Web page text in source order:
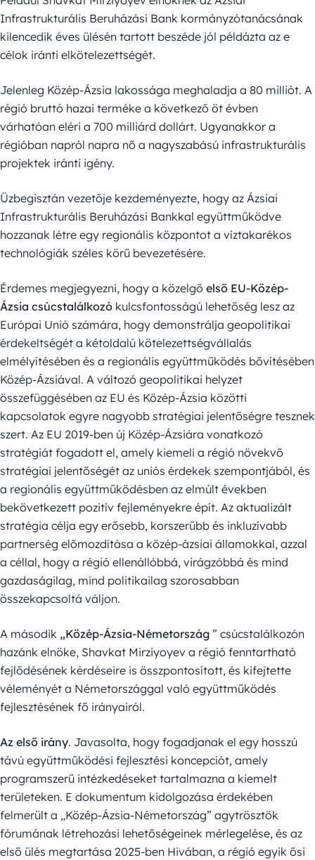
Infrastrukturális Beruházási Bank kormányzótanácsának
kilencedik éves ülésén tartott beszéde jól példázta az e
célok iránti elkötelezettségét.
Jelenleg Közép-Ázsia lakossága meghaladja a 80 milliót. A
régió bruttó hazai terméke a következő öt évben
várhatóan eléri a 700 milliárd dollárt. Ugyanakkor a
régióban napról napra nő a nagyszabású infrastrukturális
projektek iránti igény.
Üzbegisztán vezetője kezdeményezte, hogy az Ázsiai
Infrastrukturális Beruházási Bankkal együttműködve
hozzanak létre egy regionális központot a víztakarékos
technológiák széles körű bevezetésére.
Érdemes megjegyezni, hogy a közelgő első EU-Közép-
Ázsia csúcstalálkozó kulcsfontosságú lehetőség lesz az
Európai Unió számára, hogy demonstrálja geopolitikai
érdekeltségét a kétoldalú kötelezettségvállalás
elmélyítésében és a regionális együttműködés bővítésében
Közép-Ázsiával. A változó geopolitikai helyzet
összefüggésében az EU és Közép-Ázsia közötti
kapcsolatok egyre nagyobb stratégiai jelentőségre tesznek
szert. Az EU 2019-ben új Közép-Ázsiára vonatkozó
stratégiát fogadott el, amely kiemeli a régió növekvő
stratégiai jelentőségét az uniós érdekek szempontjából, és
a regionális együttműködésben az elmúlt években
bekövetkezett pozitív fejleményekre épít. Az aktualizált
stratégia célja egy erősebb, korszerűbb és inkluzívabb
partnerség előmozdítása a közép-ázsiai államokkal, azzal
a céllal, hogy a régió ellenállóbbá, virágzóbbá és mind
gazdaságilag, mind politikailag szorosabban
összekapcsoltá váljon.
A második „Közép-Ázsia-Németország ” csúcstalálkozón
hazánk elnöke, Shavkat Mirziyoyev a régió fenntartható
fejlődésének kérdéseire is összpontosított, és kifejtette
véleményét a Németországgal való együttműködés
fejlesztésének fő irányairól.
Az első irány. Javasolta, hogy fogadjanak el egy hosszú
távú együttműködési fejlesztési koncepciót, amely
programszerű intézkedéseket tartalmazna a kiemelt
területeken. E dokumentum kidolgozása érdekében
felmerült a „Közép-Ázsia-Németország” agytrösztök
fórumának létrehozási lehetőségeinek mérlegelése, és az
első ülés megtartása 2025-ben Hivában, a régió egyik ősi